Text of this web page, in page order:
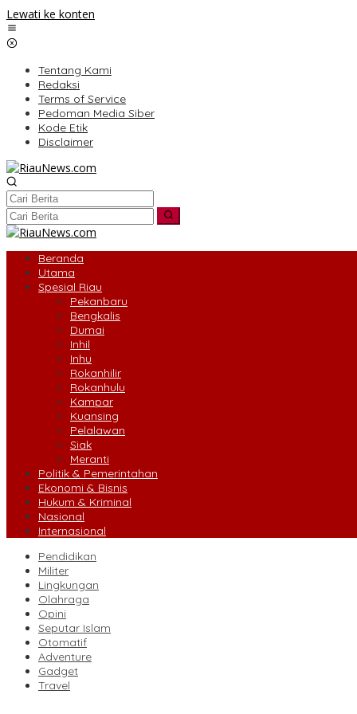
Lewati ke konten
Tentang Kami
Redaksi
Terms of Service
Pedoman Media Siber
Kode Etik
Disclaimer
Beranda
Utama
Spesial Riau
Pekanbaru
Bengkalis
Dumai
Inhil
Inhu
Rokanhilir
Rokanhulu
Kampar
Kuansing
Pelalawan
Siak
Meranti
Politik & Pemerintahan
Ekonomi & Bisnis
Hukum & Kriminal
Nasional
Internasional
Pendidikan
Militer
Lingkungan
Olahraga
Opini
Seputar Islam
Otomatif
Adventure
Gadget
Travel